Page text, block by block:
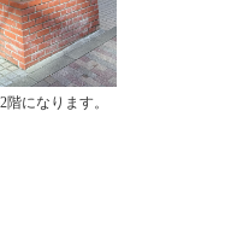
になります。